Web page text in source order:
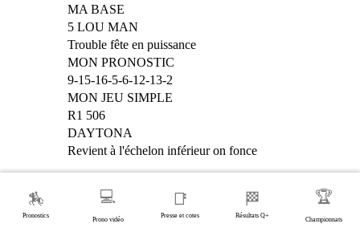
MA BASE
5 LOU MAN
Trouble fête en puissance
MON PRONOSTIC
9-15-16-5-6-12-13-2
MON JEU SIMPLE
R1 506
DAYTONA
Revient à l'échelon inférieur on fonce
dominique 17/8/25 15:33
🏇
Pronostics
💻
Prono vidéo
📑
Presse et cotes
🏁
Résultats Q+
🏆
Championnats